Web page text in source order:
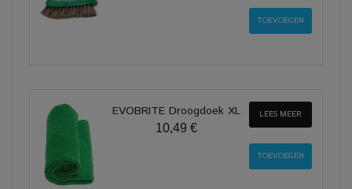
EVOBRITE Droogdoek XL
10,49 €
LEES MEER